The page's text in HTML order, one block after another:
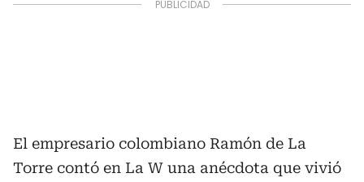
El empresario colombiano Ramón de La
Torre contó en La W una anécdota que vivió